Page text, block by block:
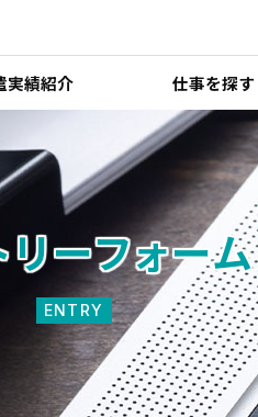
実績紹介 仕事を探す
ーフォーム
ENTRY